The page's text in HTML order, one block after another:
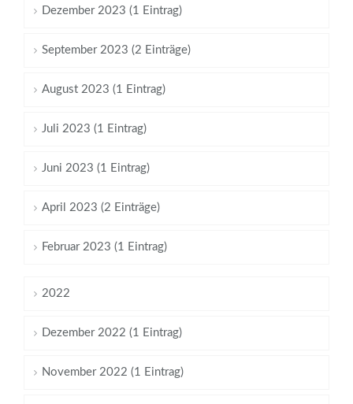
Dezember 2023 (1 Eintrag)
September 2023 (2 Einträge)
August 2023 (1 Eintrag)
Juli 2023 (1 Eintrag)
Juni 2023 (1 Eintrag)
April 2023 (2 Einträge)
Februar 2023 (1 Eintrag)
2022
Dezember 2022 (1 Eintrag)
November 2022 (1 Eintrag)